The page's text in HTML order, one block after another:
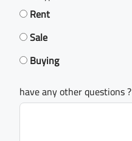
Rent
Sale
Buying
have any other questions ?